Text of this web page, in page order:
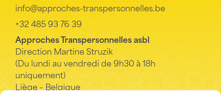
info@approches-transpersonnelles.be
+32 485 93 76 39
Approches Transpersonnelles asbl
Direction Martine Struzik
(Du lundi au vendredi de 9h30 à 18h
uniquement)
Liège – Belgique